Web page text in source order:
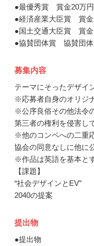
●最優秀賞 賞金20万
●経済産業大臣賞 賞金
●国土交通大臣賞 賞金
●協賛団体賞 協賛団体
募集内容
テーマにそったデザイ
※応募者自身のオリジ
※公序良俗その他法令
第三者の権利を侵害し
※他のコンペへの二重
協会の同意なしに他に
※作品は英語を基本と
【課題】
“社会デザインとEV”
2040の提案
提出物
●提出物